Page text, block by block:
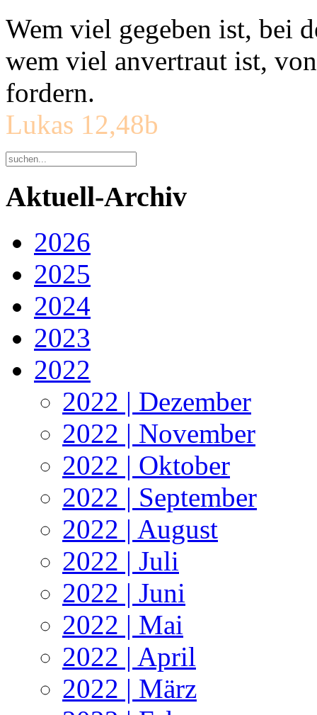
Wem viel gegeben ist, bei
wem viel anvertraut ist,
fordern.
Lukas 12,48b
Aktuell-Archiv
2026
2025
2024
2023
2022
2022 | Dezember
2022 | November
2022 | Oktober
2022 | September
2022 | August
2022 | Juli
2022 | Juni
2022 | Mai
2022 | April
2022 | März